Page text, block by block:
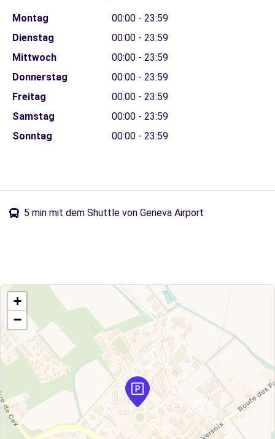
Montag
00:00 - 23:59
Dienstag
00:00 - 23:59
Mittwoch
00:00 - 23:59
Donnerstag
00:00 - 23:59
Freitag
00:00 - 23:59
Samstag
00:00 - 23:59
Sonntag
00:00 - 23:59
5 min mit dem Shuttle von Geneva Airport
+
−